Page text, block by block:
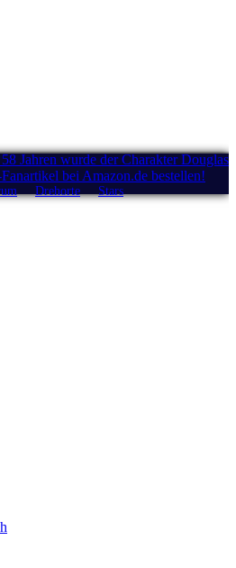
Jahren wurde der Charakter Douglas
bei Amazon.de bestellen!
Drehorte Stars